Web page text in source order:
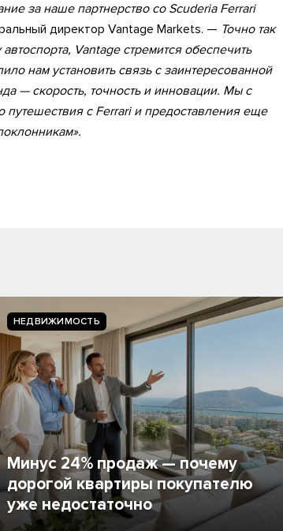
за наше партнерство со Scuderia Ferrari
директор Vantage Markets. — Точно так
Vantage стремится обеспечить
нам установить связь с заинтересованной
— скорость, точность и инновации. Мы с
с Ferrari и предоставления еще
НЕДВИЖИМОСТЬ
Минус 24% продаж — почему
дорогой квартиры покупателю
уже недостаточно